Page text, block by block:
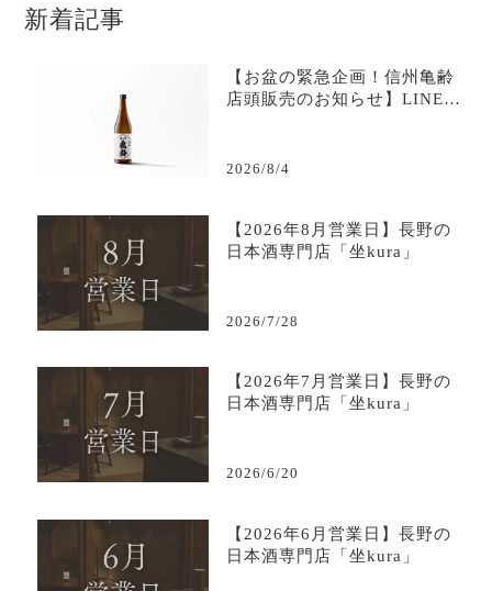
新着記事
【お盆の緊急企画！信州亀齢
店頭販売のお知らせ】LINE限
2026/8/4
【2026年8月営業日】長野の
日本酒専門店「坐kura」
2026/7/28
【2026年7月営業日】長野の
日本酒専門店「坐kura」
2026/6/20
【2026年6月営業日】長野の
日本酒専門店「坐kura」